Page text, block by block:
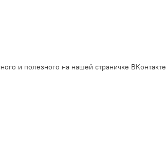
и полезного на нашей страничке ВКонтакте